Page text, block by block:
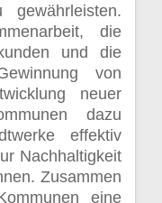
die
und die
von
neuer
dazu
effektiv
Nachhaltigkeit
Zusammen
eine